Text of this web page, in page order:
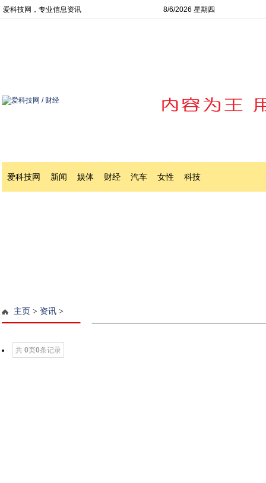
爱科技网，专业信息资讯 8/6/2026 星期四
爱科技网 新闻 娱体 财经 汽车 女性 科技
主页 > 资讯 >
共 0页0条记录